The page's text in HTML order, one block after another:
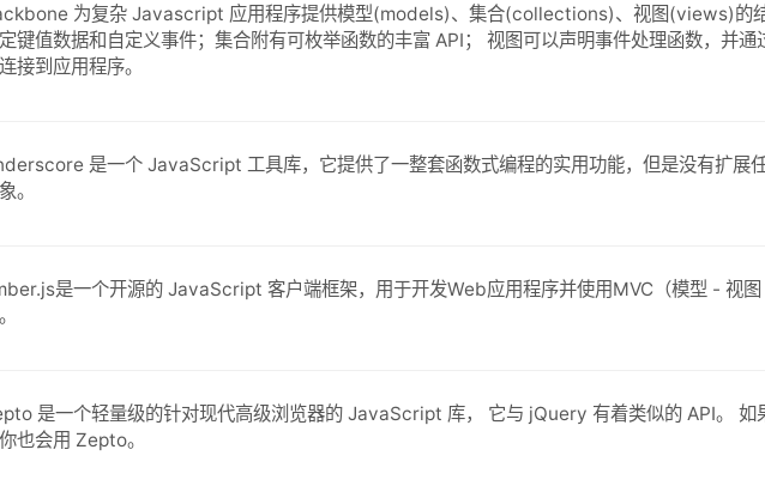
为复杂 Javascript 应用程序提供模型(models)、集合(collections)、视图(views)的
键值数据和自定义事件；集合附有可枚举函数的丰富 API； 视图可以声明事件处理函数，并
接到应用程序。
是一个 JavaScript 工具库，它提供了一整套函数式编程的实用功能，但是没有扩展
。
是一个开源的 JavaScript 客户端框架，用于开发Web应用程序并使用MVC（模型 - 视
是一个轻量级的针对现代高级浏览器的 JavaScript 库， 它与 jQuery 有着类似的 API。
也会用 Zepto。